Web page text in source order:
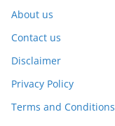
About us
Contact us
Disclaimer
Privacy Policy
Terms and Conditions